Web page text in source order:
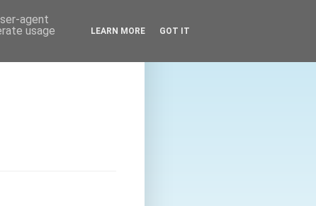
agent
usage
LEARN MORE GOT IT